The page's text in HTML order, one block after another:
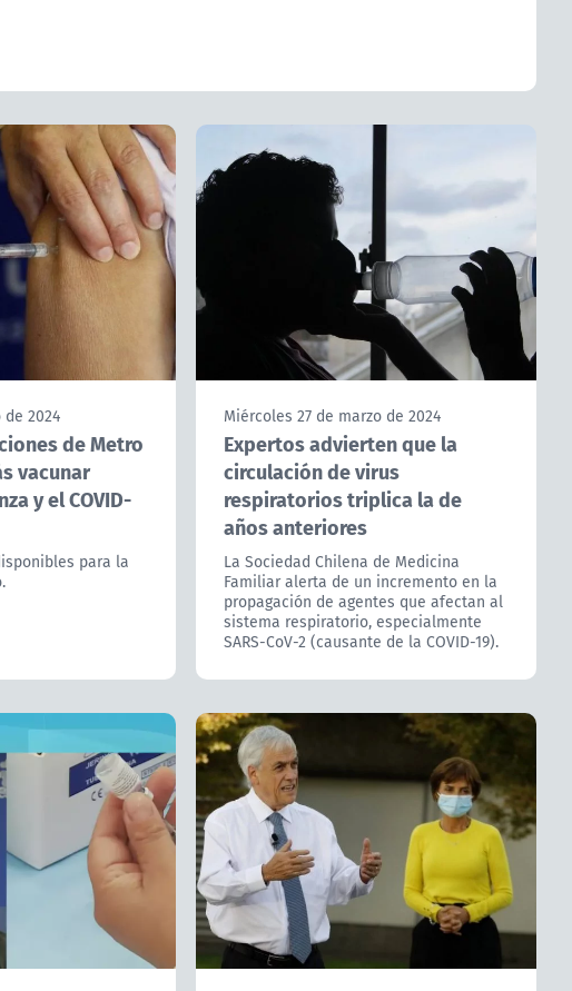
2024
de Metro
vacunar
y el COVID-
para la
Miércoles 27 de marzo de 2024
Expertos advierten que la
circulación de virus
respiratorios triplica la de
años anteriores
La Sociedad Chilena de Medicina
Familiar alerta de un incremento en la
propagación de agentes que afectan al
sistema respiratorio, especialmente
SARS-CoV-2 (causante de la COVID-19).